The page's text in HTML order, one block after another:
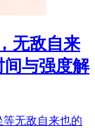
无敌自来
与强度解
等无敌自来也的